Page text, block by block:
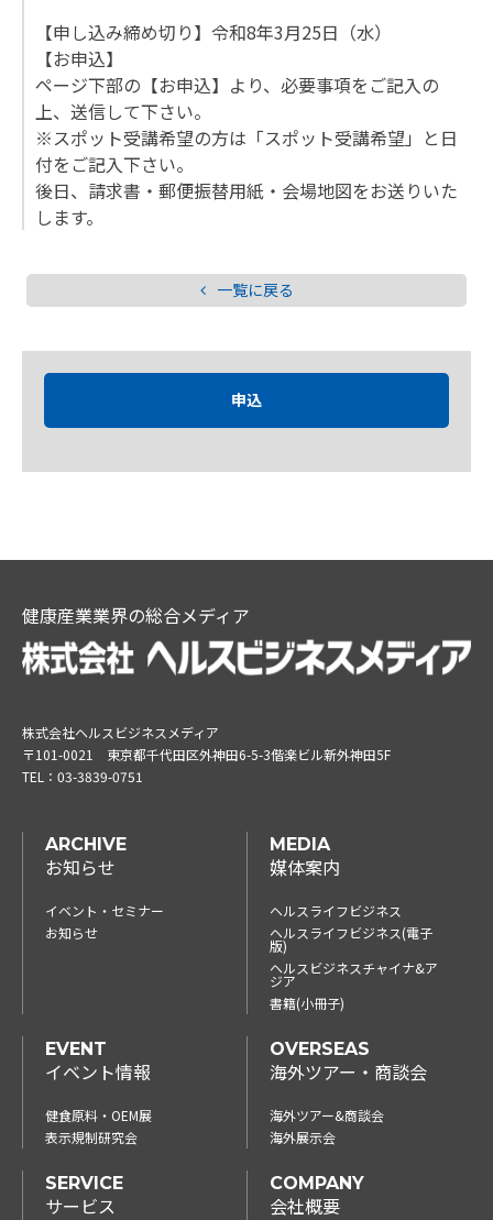
【申し込み締め切り】令和8年3月25日（水）
【お申込】
ページ下部の【お申込】より、必要事項をご記入の
上、送信して下さい。
※スポット受講希望の方は「スポット受講希望」と日
付をご記入下さい。
後日、請求書・郵便振替用紙・会場地図をお送りいた
します。
一覧に戻る
申込
健康産業業界の総合メディア
株式会社ヘルスビジネスメディア
〒101-0021 東京都千代田区外神田6-5-3偕楽ビル新外神田5F
TEL： 03-3839-0751
ARCHIVE
お知らせ
イベント・セミナー
お知らせ
MEDIA
媒体案内
ヘルスライフビジネス
ヘルスライフビジネス(電子
版)
ヘルスビジネスチャイナ&ア
ジア
書籍(小冊子)
EVENT
イベント情報
健食原料・OEM展
表示規制研究会
OVERSEAS
海外ツアー・商談会
海外ツアー&商談会
海外展示会
SERVICE
サービス
COMPANY
会社概要